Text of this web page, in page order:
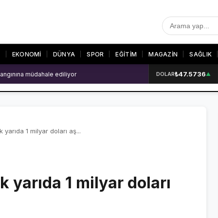
EKONOMİ DÜNYA SPOR EĞİTİM MAGAZİN SAĞLIK
SON DAKİKA
VİDEO GALERİ
GALERİLER
2 ölü DOLAR₺47.5736▲
1 milyar doları aş...
yarıda 1 milyar doları